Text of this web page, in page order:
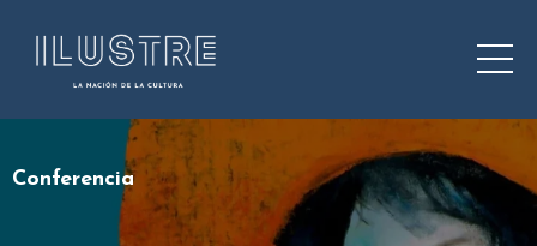
Conferencia